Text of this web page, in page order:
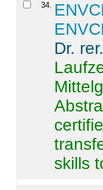
34.
Dr.
skills